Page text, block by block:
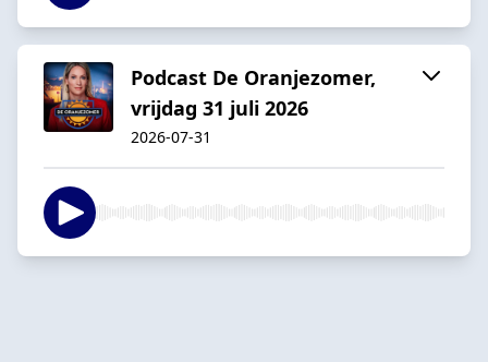
Podcast De Oranjezomer,
vrijdag 31 juli 2026
2026-07-31